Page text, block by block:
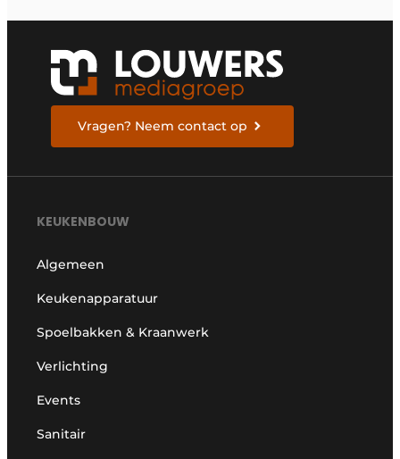
Vragen? Neem contact op
KEUKENBOUW
Algemeen
Keukenapparatuur
Spoelbakken & Kraanwerk
Verlichting
Events
Sanitair